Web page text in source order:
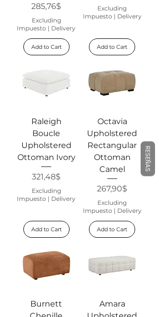
Price
285,76$
Excluding
Impuesto | Delivery
Add to Cart
Excluding
Impuesto | Delivery
Add to Cart
Raleigh
Boucle
Upholstered
Ottoman Ivory
Price
321,48$
Excluding
Impuesto | Delivery
Add to Cart
Octavia
Upholstered
Rectangular
Ottoman
Camel
Price
267,90$
Excluding
Impuesto | Delivery
Add to Cart
Burnett
Amara
RESEÑAS